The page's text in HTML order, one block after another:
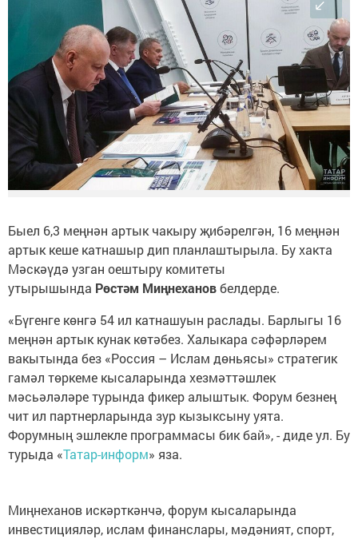
Быел 6,3 меңнән артык чакыру җибәрелгән, 16 меңнән
артык кеше катнашыр дип планлаштырыла. Бу хакта
Мәскәүдә узган оештыру комитеты
утырышында Рөстәм Миңнехановбелдерде.
«Бүгенге көнгә 54 ил катнашуын раслады. Барлыгы 16
меңнән артык кунак көтәбез. Халыкара сәфәрләрем
вакытында без «Россия – Ислам дөньясы» стратегик
гамәл төркеме кысаларында хезмәттәшлек
мәсьәләләре турында фикер алыштык. Форум безнең
чит ил партнерларында зур кызыксыну уята.
Форумның эшлекле программасы бик бай», - диде ул. Бу
турыда «Татар-информ» яза.
Миңнеханов искәрткәнчә, форум кысаларында
инвестицияләр, ислам финанслары, мәдәният, спорт,